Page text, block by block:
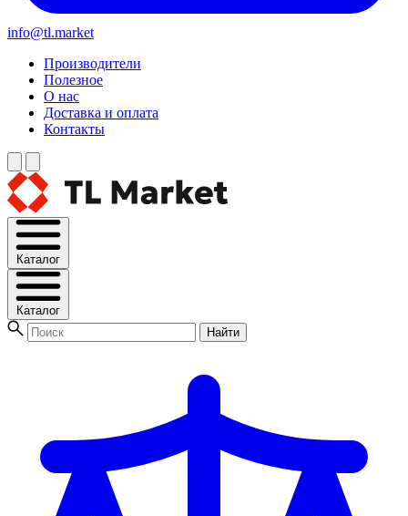
info@tl.market
Производители
Полезное
О нас
Доставка и оплата
Контакты
Каталог
Каталог
Найти